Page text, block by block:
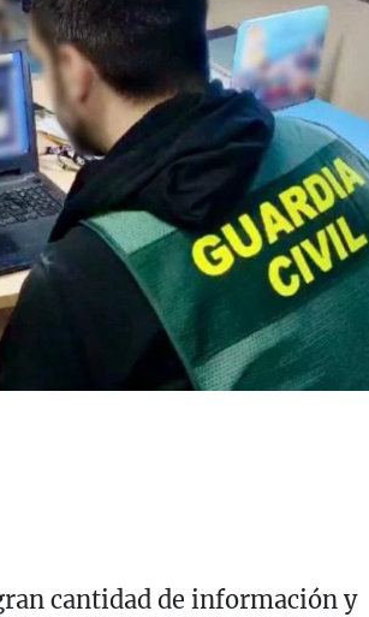
cantidad de información y